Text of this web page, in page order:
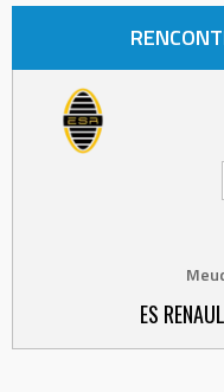
ES